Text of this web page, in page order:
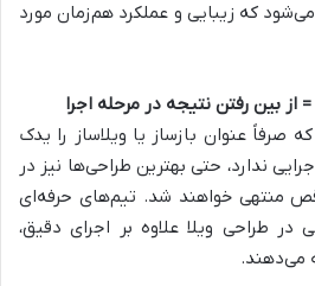
که زیبایی و عملکرد هم‌زمان مورد
صرفاً عنوان بازساز یا ویلاساز را یدک
ندارد، حتی بهترین طراحی‌ها نیز در
منتهی خواهند شد. تیم‌های حرفه‌ای
طراحی ویلا علاوه بر اجرای دقیق،
می‌دهند.